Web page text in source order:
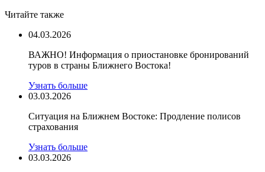
Читайте также
04.03.2026
ВАЖНО! Информация о приостановке бронирований
туров в страны Ближнего Востока!
Узнать больше
03.03.2026
Ситуация на Ближнем Востоке: Продление полисов
страхования
Узнать больше
03.03.2026